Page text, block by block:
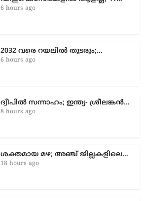
6 hours ago
2032 വരെ റയലിൽ തുടരും;…
6 hours ago
ദ്വീപിൽ സന്നാഹം; ഇന്ത്യ- ശ്രീലങ്കൻ…
8 hours ago
ശക്തമായ മഴ; അഞ്ച് ജില്ലകളിലെ…
18 hours ago